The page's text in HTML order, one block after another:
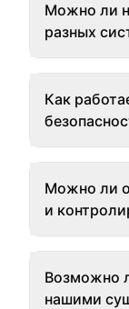
Можно ли
разных
Как
Можно ли
и
Возможно
нашими